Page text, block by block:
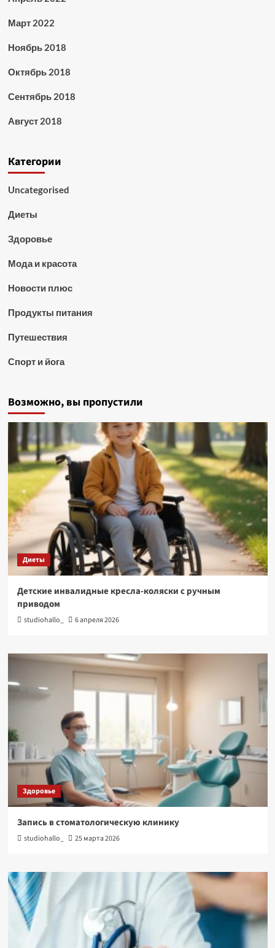
Март 2022
Ноябрь 2018
Октябрь 2018
Сентябрь 2018
Август 2018
Категории
Uncategorised
Диеты
Здоровье
Мода и красота
Новости плюс
Продукты питания
Путешествия
Спорт и йога
Возможно, вы пропустили
Диеты
Детские инвалидные кресла-коляски с ручным
приводом
studiohallo_ 6 апреля 2026
Здоровье
Запись в стоматологическую клинику
studiohallo_ 25 марта 2026